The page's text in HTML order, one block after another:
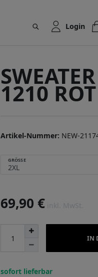
Login
1210 ROT
Artikel-Nummer: NEW-
GRÖSSE
69,90 €
IN
sofort lieferbar